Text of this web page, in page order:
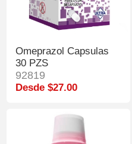
Omeprazol Capsulas
30 PZS
92819
Desde $27.00